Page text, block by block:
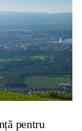
pentru